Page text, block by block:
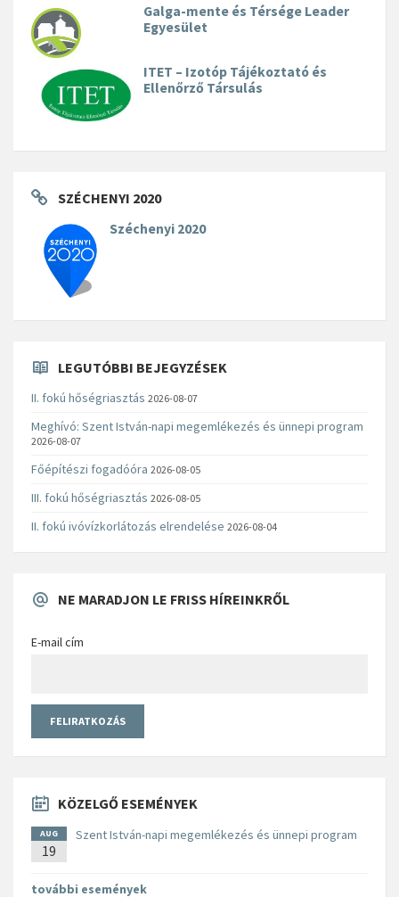
Galga-mente és Térsége Leader
Egyesület
ITET – Izotóp Tájékoztató és
Ellenőrző Társulás
SZÉCHENYI 2020
Széchenyi 2020
LEGUTÓBBI BEJEGYZÉSEK
II. fokú hőségriasztás 2026-08-07
Meghívó: Szent István-napi megemlékezés és ünnepi program
2026-08-07
Főépítészi fogadóóra 2026-08-05
III. fokú hőségriasztás 2026-08-05
II. fokú ivóvízkorlátozás elrendelése 2026-08-04
NE MARADJON LE FRISS HÍREINKRŐL
E-mail cím
KÖZELGŐ ESEMÉNYEK
AUG
19
Szent István-napi megemlékezés és ünnepi program
további események